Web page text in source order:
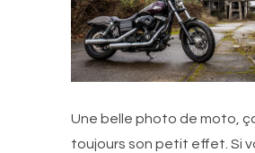
Une belle photo de moto,
toujours son petit effet. Si